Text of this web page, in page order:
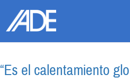
“Es el calentamiento